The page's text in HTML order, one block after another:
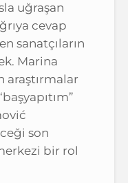
uğraşan
cevap
sanatçıların
Marina
araştırmalar
son
bir rol